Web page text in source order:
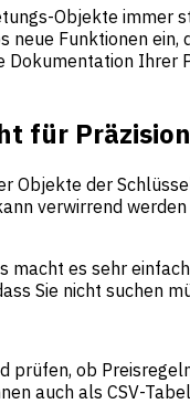
Objekte immer
Funktionen
für
Objekte der
verwirrend
es sehr
Sie nicht suchen
ob
auch als CSV-